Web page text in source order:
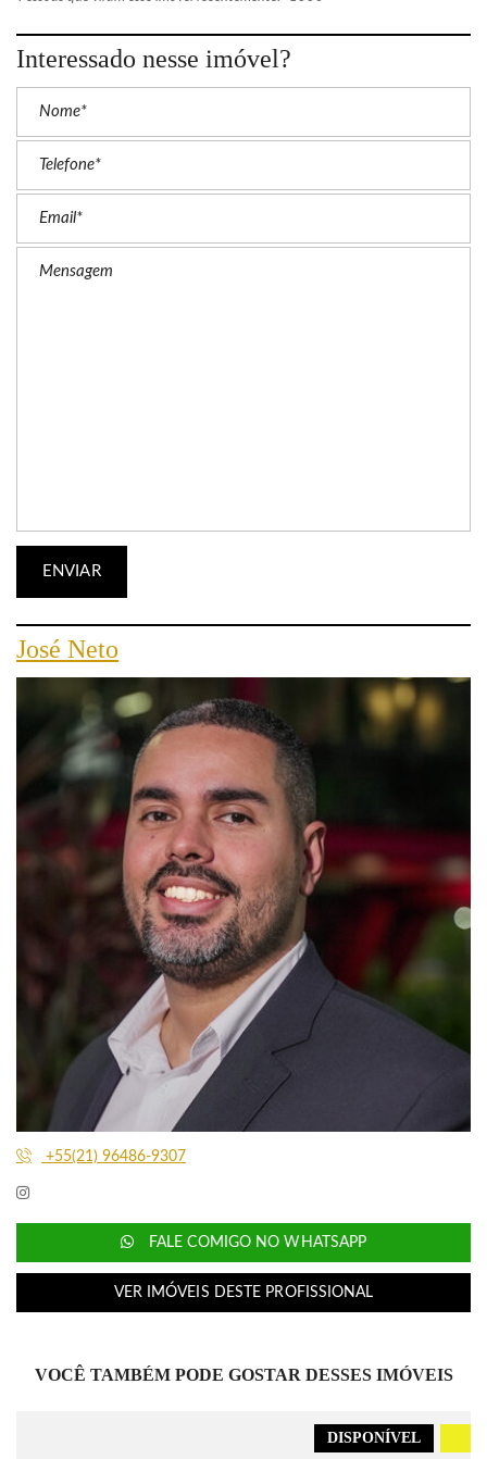
Interessado nesse imóvel?
José Neto
+55(21) 96486-9307
FALE COMIGO NO WHATSAPP
VER IMÓVEIS DESTE PROFISSIONAL
VOCÊ TAMBÉM PODE GOSTAR DESSES IMÓVEIS
DISPONÍVEL